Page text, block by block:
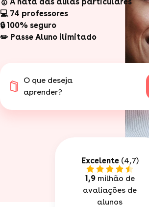
💻 74 professores
🔒 100% seguro
✏️ Passe Aluno ilimitado
O que deseja
aprender?
Excelente(4,7)
1,9milhão de
avaliações de
alunos